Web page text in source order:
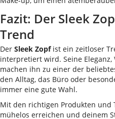
Fazit: Der Sleek
Trend
Der Sleek Zopfist ein zeitloser
interpretiert wird. Seine
machen ihn zu einer der
den Alltag, das Büro oder
immer eine gute Wahl.
Mit den richtigen Produkten und
mühelos erreichen und deinem